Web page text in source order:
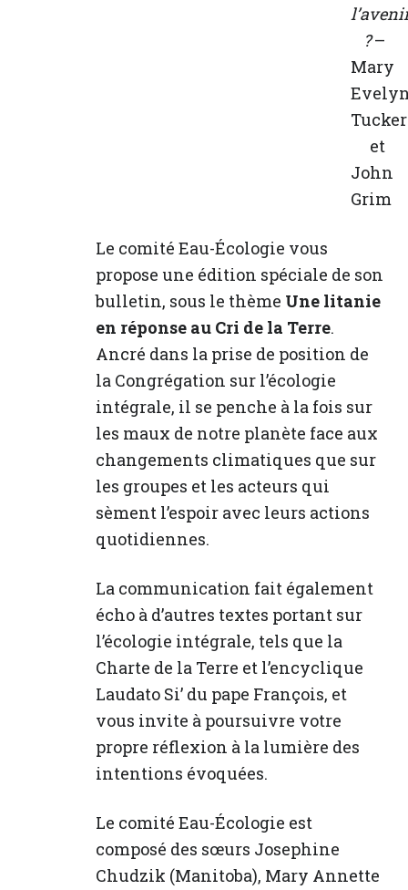
?–
Mary
Tucker
et
John
Grim
Le comité Eau-Écologie vous
propose une édition spéciale de son
bulletin, sous le thème Une litanie
en réponse au Cri de la Terre.
Ancré dans la prise de position de
la Congrégation sur l’écologie
intégrale, il se penche à la fois sur
les maux de notre planète face aux
changements climatiques que sur
les groupes et les acteurs qui
sèment l’espoir avec leurs actions
quotidiennes.
La communication fait également
écho à d’autres textes portant sur
l’écologie intégrale, tels que la
Charte de la Terre et l’encyclique
Laudato Si’ du pape François, et
vous invite à poursuivre votre
propre réflexion à la lumière des
intentions évoquées.
Le comité Eau-Écologie est
composé des sœurs Josephine
Chudzik (Manitoba), Mary Annette